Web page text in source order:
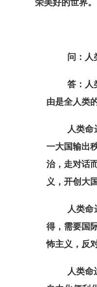
荣美好的世界。
问：人
答：人
由是全人类
人类命
一大国输出
治，走对话
义，开创大
人类命
得，需要国
怖主义，反
人类命